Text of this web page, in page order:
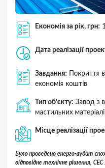
Економія за рік, грн:
Дата реалізації
Завдання: Покриття
економія коштів
Тип об’єкту: Завод з
мастильних
Місце реалізації
Було проведено енерго-аудит
відповідне технічне рішення,